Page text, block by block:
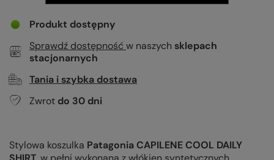
Produkt dostępny
Sprawdź dostępność w naszych sklepach
stacjonarnych
Tania i szybka dostawa
Zwrot do 30 dni
Stylowa koszulka Patagonia CAPILENE COOL DAILY